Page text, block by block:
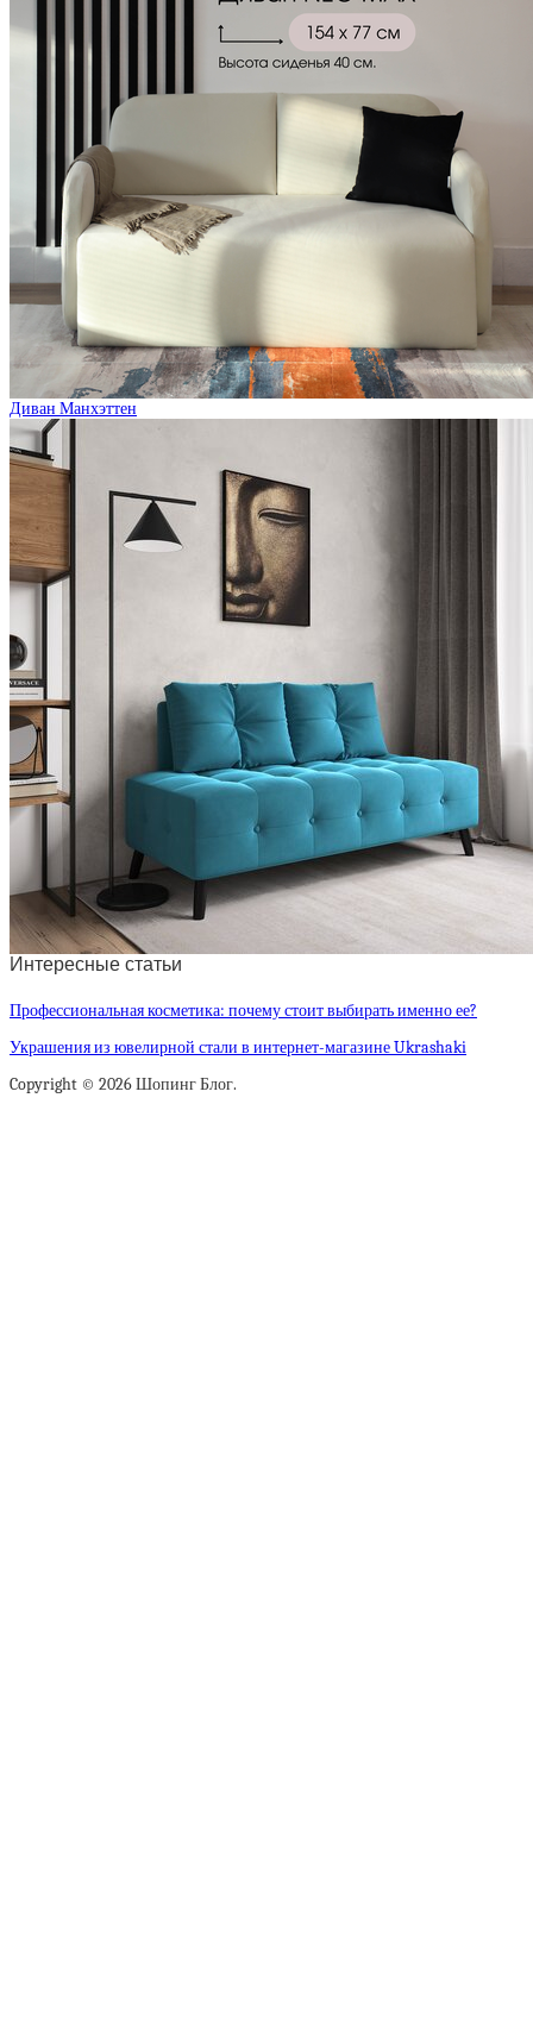
Диван Манхэттен
Интересные статьи
Профессиональная косметика: почему стоит выбирать именно ее?
Украшения из ювелирной стали в интернет-магазине Ukrashaki
Copyright © 2026 Шопинг Блог.